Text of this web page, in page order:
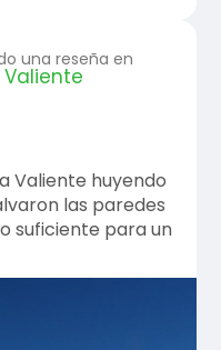
una reseña en
Valiente huyendo
las paredes
suficiente para un